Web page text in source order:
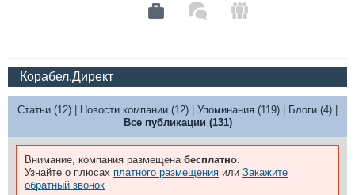
Все службы
Корабел.Директ
Статьи (12) Новости компании (12) Упоминания (119) Блоги (4)
Все публикации (131)
Внимание, компания размещена бесплатно.
Узнайте о плюсах платного размещения или Закажите
обратный звонок